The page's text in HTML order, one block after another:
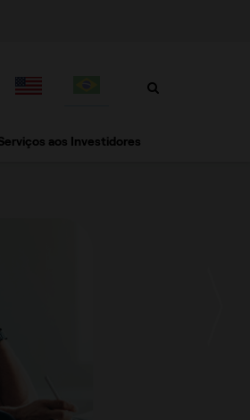
aos Investidores